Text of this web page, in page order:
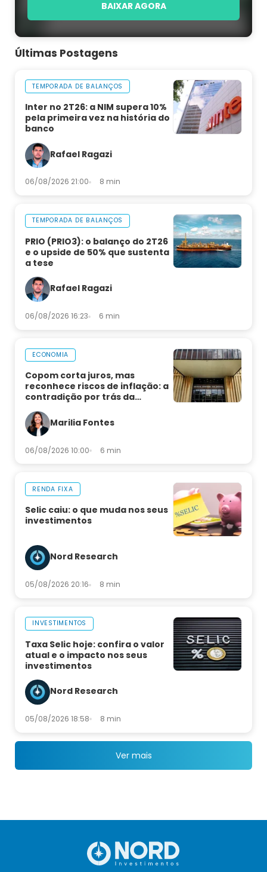
BAIXAR AGORA
Últimas Postagens
TEMPORADA DE BALANÇOS
Inter no 2T26: a NIM supera 10%
pela primeira vez na história do
banco
Rafael Ragazi
06/08/2026 21:00 8 min
TEMPORADA DE BALANÇOS
PRIO (PRIO3): o balanço do 2T26
e o upside de 50% que sustenta
a tese
Rafael Ragazi
06/08/2026 16:23 6 min
ECONOMIA
Copom corta juros, mas
reconhece riscos de inflação: a
contradição por trás da
Marilia Fontes
06/08/2026 10:00 6 min
RENDA FIXA
Selic caiu: o que muda nos seus
investimentos
Nord Research
05/08/2026 20:16 8 min
INVESTIMENTOS
Taxa Selic hoje: confira o valor
atual e o impacto nos seus
investimentos
Nord Research
05/08/2026 18:58 8 min
Ver mais